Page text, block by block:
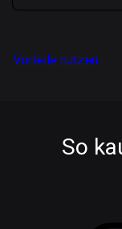
Vorteile nutzen
So